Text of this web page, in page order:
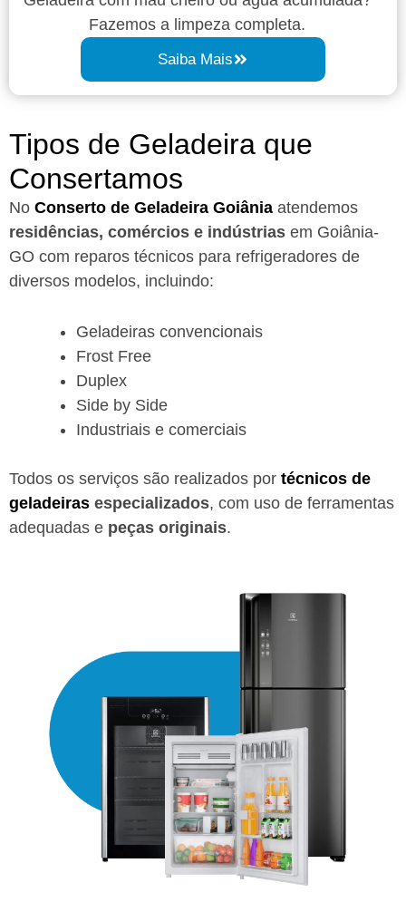
Fazemos a limpeza completa.
Saiba Mais
Tipos de Geladeira que
Consertamos
No Conserto de Geladeira Goiânia atendemos
residências, comércios e indústrias em Goiânia-
GO com reparos técnicos para refrigeradores de
diversos modelos, incluindo:
Geladeiras convencionais
Frost Free
Duplex
Side by Side
Industriais e comerciais
Todos os serviços são realizados por técnicos de
geladeiras especializados, com uso de ferramentas
adequadas e peças originais.